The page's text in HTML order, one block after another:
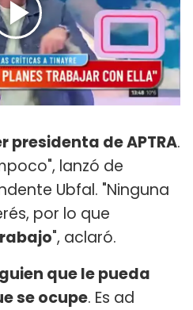
presidenta de APTRA.
lanzó de
Ubfal. "Ninguna
por lo que
", aclaró.
que le pueda
se ocupe. Es ad